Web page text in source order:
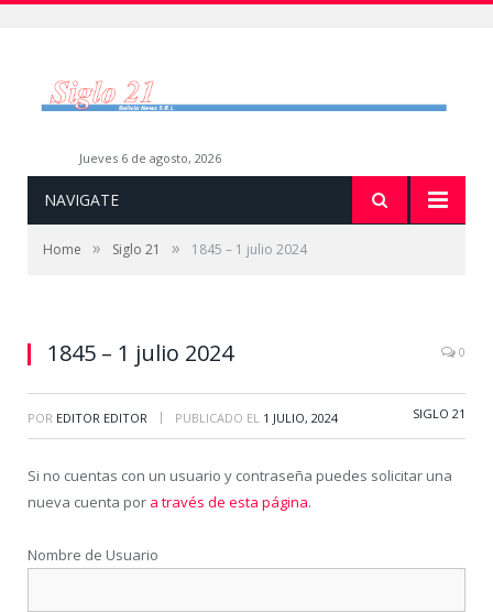
jueves 6 de agosto, 2026
NAVIGATE
Home » Siglo 21 » 1845 – 1 julio 2024
1845 – 1 julio 2024 0
POR EDITOR EDITOR | PUBLICADO EL 1 JULIO, 2024 SIGLO 21
Si no cuentas con un usuario y contraseña puedes solicitar una
nueva cuenta por a través de esta página.
Nombre de Usuario